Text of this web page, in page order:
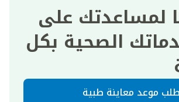
لمساعدتك على
الصحية بكل
طلب موعد معاينة طبية